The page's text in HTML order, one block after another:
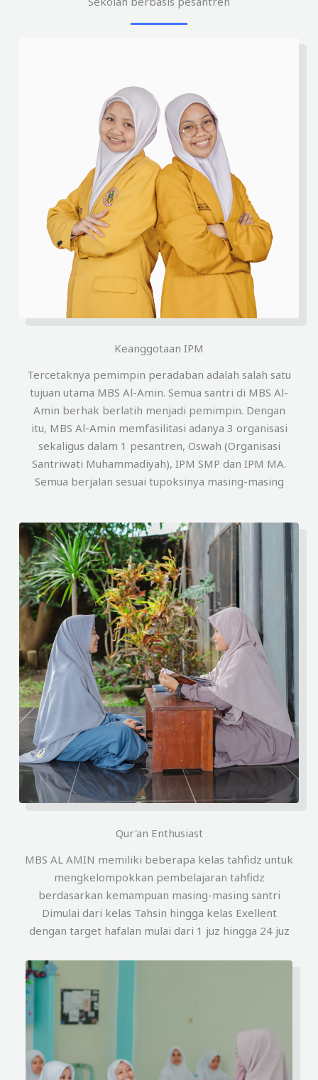
Keanggotaan IPM
Tercetaknya pemimpin peradaban adalah salah satu
tujuan utama MBS Al-Amin. Semua santri di MBS Al-
Amin berhak berlatih menjadi pemimpin. Dengan
itu, MBS Al-Amin memfasilitasi adanya 3 organisasi
sekaligus dalam 1 pesantren, Oswah (Organisasi
Santriwati Muhammadiyah), IPM SMP dan IPM MA.
Semua berjalan sesuai tupoksinya masing-masing
Qur'an Enthusiast
MBS AL AMIN memiliki beberapa kelas tahfidz untuk
mengkelompokkan pembelajaran tahfidz
berdasarkan kemampuan masing-masing santri
Dimulai dari kelas Tahsin hingga kelas Exellent
dengan target hafalan mulai dari 1 juz hingga 24 juz